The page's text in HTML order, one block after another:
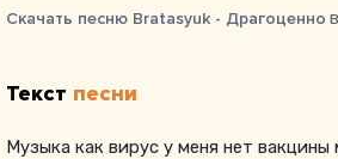
Скачать песню Bratasyuk - Драгоценно
Текст песни
Музыка как вирус у меня нет